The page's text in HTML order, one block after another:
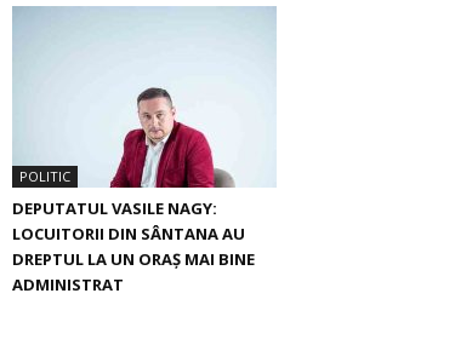
POLITIC
DEPUTATUL VASILE NAGY:
LOCUITORII DIN SÂNTANA AU
DREPTUL LA UN ORAȘ MAI BINE
ADMINISTRAT